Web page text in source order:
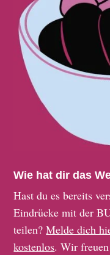
Wie hat dir das
Hast du es bereits
Eindrücke mit der
teilen?Melde dich
kostenlos. Wir